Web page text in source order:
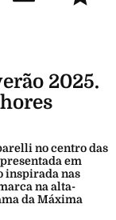
2025.
no centro das
em
inspirada nas
na alta-
da Máxima